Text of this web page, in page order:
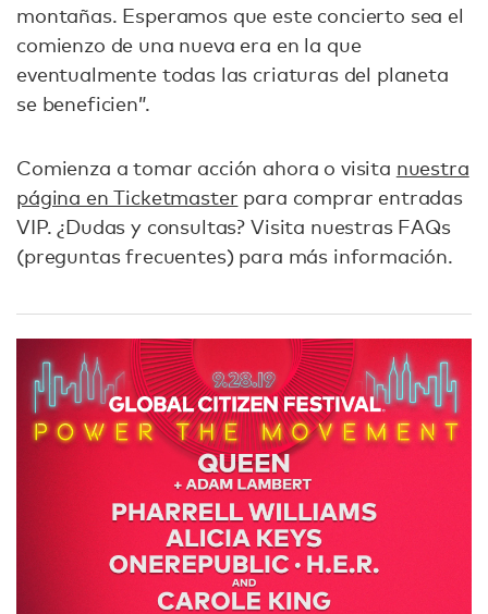
montañas. Esperamos que este concierto sea el
comienzo de una nueva era en la que
eventualmente todas las criaturas del planeta
se beneficien”.
Comienza a tomar acción ahora o visita nuestra
página en Ticketmaster para comprar entradas
VIP. ¿Dudas y consultas? Visita nuestras FAQs
(preguntas frecuentes) para más información.